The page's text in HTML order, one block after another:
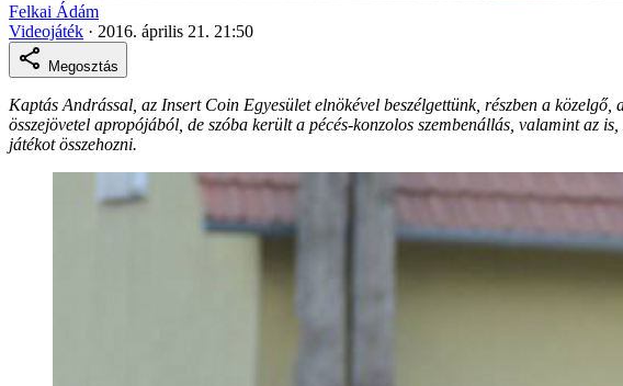
Felkai Ádám
Videojáték · 2016. április 21. 21:50
Megosztás
Kaptás Andrással, az Insert Coin Egyesület elnökével beszélgettünk, részben a
összejövetel apropójából, de szóba került a pécés-konzolos szembenállás, valamint az
játékot összehozni.